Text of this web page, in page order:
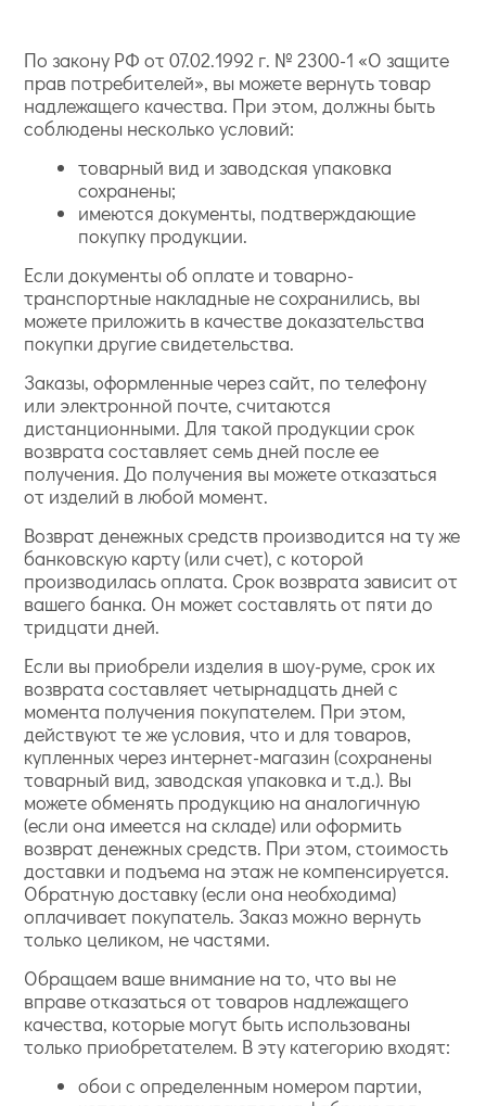
По закону РФ от 07.02.1992 г. № 2300-1 «О защите
прав потребителей», вы можете вернуть товар
надлежащего качества. При этом, должны быть
соблюдены несколько условий:
товарный вид и заводская упаковка
сохранены;
имеются документы, подтверждающие
покупку продукции.
Если документы об оплате и товарно-
транспортные накладные не сохранились, вы
можете приложить в качестве доказательства
покупки другие свидетельства.
Заказы, оформленные через сайт, по телефону
или электронной почте, считаются
дистанционными. Для такой продукции срок
возврата составляет семь дней после ее
получения. До получения вы можете отказаться
от изделий в любой момент.
Возврат денежных средств производится на ту же
банковскую карту (или счет), с которой
производилась оплата. Срок возврата зависит от
вашего банка. Он может составлять от пяти до
тридцати дней.
Если вы приобрели изделия в шоу-руме, срок их
возврата составляет четырнадцать дней с
момента получения покупателем. При этом,
действуют те же условия, что и для товаров,
купленных через интернет-магазин (сохранены
товарный вид, заводская упаковка и т.д.). Вы
можете обменять продукцию на аналогичную
(если она имеется на складе) или оформить
возврат денежных средств. При этом, стоимость
доставки и подъема на этаж не компенсируется.
Обратную доставку (если она необходима)
оплачивает покупатель. Заказ можно вернуть
только целиком, не частями.
Обращаем ваше внимание на то, что вы не
вправе отказаться от товаров надлежащего
качества, которые могут быть использованы
только приобретателем. В эту категорию входят:
обои с определенным номером партии,